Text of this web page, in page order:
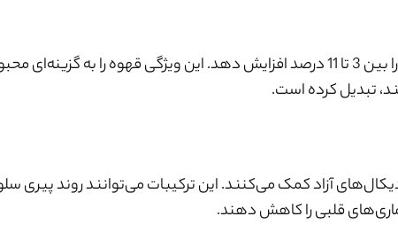
تحقیقات نشان داده‌اند که کافئین می‌تواند سوخت‌وساز بدن را بین 3 تا 11 درصد افزایش دهد. این ویژگی قهوه را به
تبدیل کرده است.
آزاد کمک می‌کنند. این ترکیبات می‌توانند روند پیری
قلبی را کاهش دهند.